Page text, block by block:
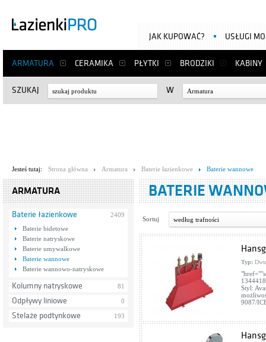
ARMATURA CERAMIKA PŁYTKI BRODZIKI KABINY
JAK KUPOWAĆ? USŁUGI
SZUKAJ W Armatura
Jesteś tutaj: Strona główna Armatura Baterie łazienkowe Baterie wannowe
ARMATURA
Baterie łazienkowe
2409
Baterie bidetowe
Baterie natryskowe
Baterie umywalkowe
Baterie wannowe
Baterie wannowo-natryskowe
Kolumny natryskowe 81
Odpływy liniowe 0
Stelaże podtynkowe 193
BATERIE
Sortuj według trafności
Typ:
Styl:
9087/